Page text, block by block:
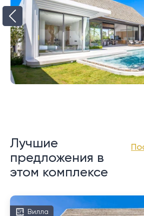
Лучшие
предложения в
этом комплексе
Вилла